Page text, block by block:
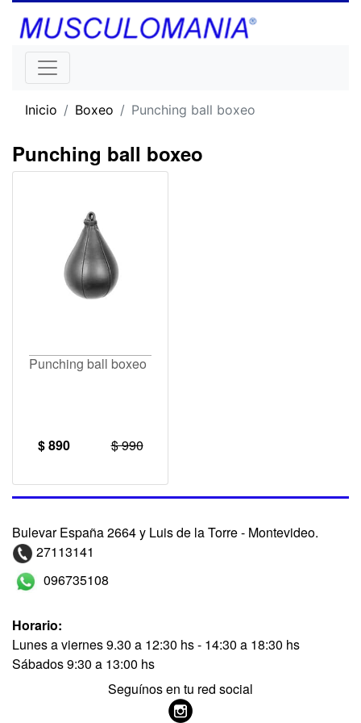
Inicio Boxeo Punching ball boxeo
Punching ball boxeo
Punching ball boxeo
$ 890 $ 990
Bulevar España 2664 y Luis de la Torre - Montevideo.
27113141
096735108
Horario:
Lunes a viernes 9.30 a 12:30 hs - 14:30 a 18:30 hs
Sábados 9:30 a 13:00 hs
Seguínos en tu red social